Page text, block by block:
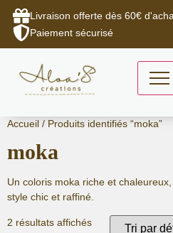
Livraison offerte dès 60€
Paiement sécurisé
Aller
contenu
Accueil / Produits identifiés “moka”
moka
Un coloris moka riche et
style chic et raffiné.
2 résultats affichés